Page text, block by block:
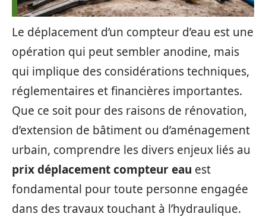
Le déplacement d’un compteur d’eau est une
opération qui peut sembler anodine, mais
qui implique des considérations techniques,
réglementaires et financières importantes.
Que ce soit pour des raisons de rénovation,
d’extension de bâtiment ou d’aménagement
urbain, comprendre les divers enjeux liés au
prix déplacement compteur eau est
fondamental pour toute personne engagée
dans des travaux touchant à l’hydraulique.